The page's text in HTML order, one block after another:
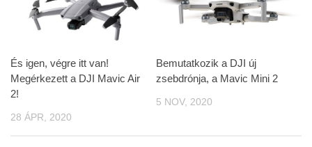
És igen, végre itt van!
Megérkezett a DJI Mavic Air
2!
28 ÁPR, 2020
Bemutatkozik a DJI új
zsebdrónja, a Mavic Mini 2
5 NOV, 2020